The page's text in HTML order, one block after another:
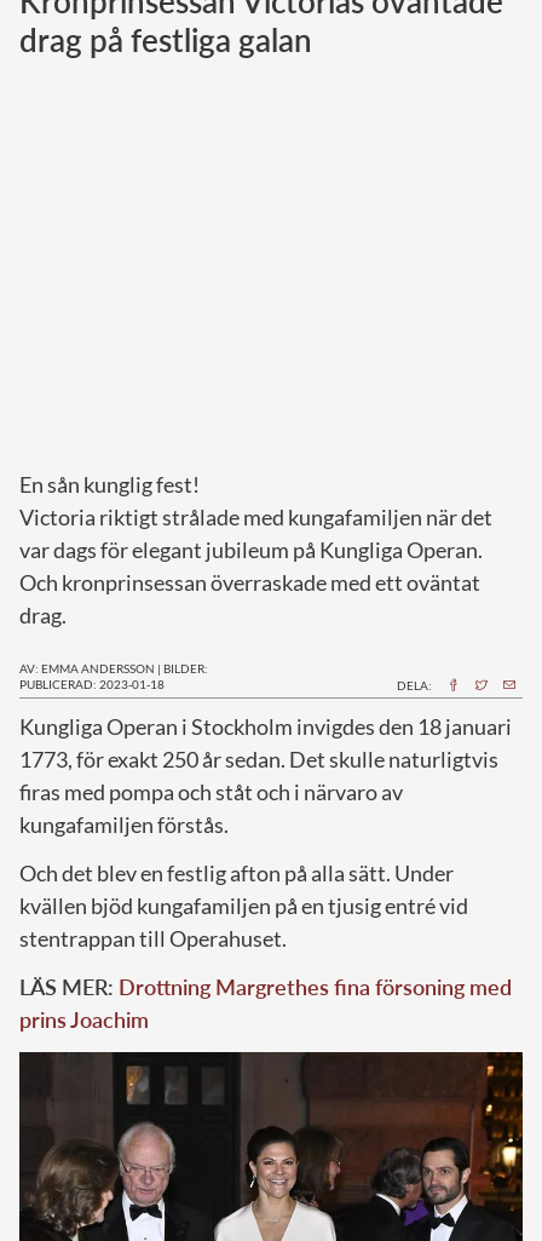
Norska kungahuset
drag på festliga galan
En sån kunglig fest!
Victoria riktigt strålade med kungafamiljen när det
var dags för elegant jubileum på Kungliga Operan.
Och kronprinsessan överraskade med ett oväntat
drag.
AV: EMMA ANDERSSON | BILDER:
PUBLICERAD: 2023-01-18
DELA:
Kungliga Operan i Stockholm invigdes den 18 januari
1773, för exakt 250 år sedan. Det skulle naturligtvis
firas med pompa och ståt och i närvaro av
kungafamiljen förstås.
Och det blev en festlig afton på alla sätt. Under
kvällen bjöd kungafamiljen på en tjusig entré vid
stentrappan till Operahuset.
LÄS MER: Drottning Margrethes fina försoning med
prins Joachim